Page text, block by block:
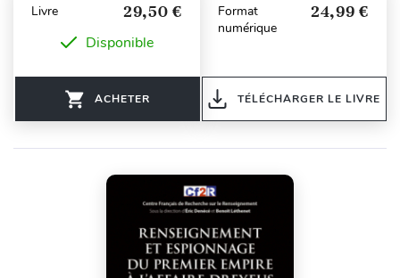
Livre 29,50 €
Disponible
ACHETER
Format
numérique
24,99 €
TÉLÉCHARGER LE LIVRE